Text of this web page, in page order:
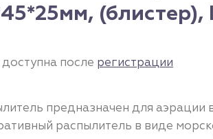
(блистер),
доступна после регистрации
предназначен для аэрации
распылитель в виде